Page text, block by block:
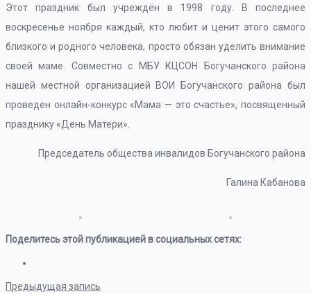
Этот праздник был учреждён в 1998 году. В последнее
воскресенье ноября каждый, кто любит и ценит этого самого
близкого и родного человека, просто обязан уделить внимание
своей маме. Совместно с МБУ КЦСОН Богучанского района
нашей местной организацией ВОИ Богучанского района был
проведен онлайн-конкурс «Мама — это счастье», посвященный
празднику «День Матери».
Председатель общества инвалидов Богучанского района
Галина Кабанова
Поделитесь этой публикацией в социальных сетях:
Предыдущая запись